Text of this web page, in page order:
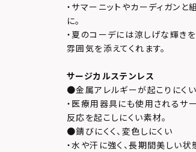
・サマーニットやカーディガン
に。
・夏のコーデには涼しげな輝き
雰囲気を添えてくれます。
サージカルステンレス
●金属アレルギーが起こりにくい
・医療用器具にも使用されるサ
反応を起こしにくい素材。
●錆びにくく、変色しにくい
・水や汗に強く、長期間美しい